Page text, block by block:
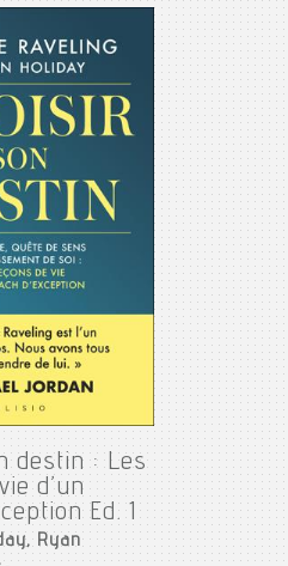
destin : Les
d’un
Ed. 1
Ryan